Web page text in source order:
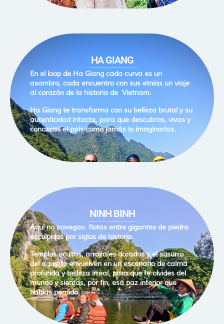
HA GIANG
En el loop de Ha Giang cada curva es un
asombro, cada encuentro con sus etnias un viaje
al corazón de la historia de Vietnam.
Ha Giang te transforma con su belleza brutal y su
autenticidad intacta, para que descubras, vivas y
conozcas el país como jamás lo imaginarías.
NINH BINH
Aquí no navegas: flotas entre gigantes de piedra
esculpidos por siglos de historia.
Templos ocultos, arrozales dorados y el susurro
del agua te envuelven en un escenario de calma
profunda y belleza irreal, para que te olvides del
mundo y sientas, por fin, esa paz interior que
habías perdido.